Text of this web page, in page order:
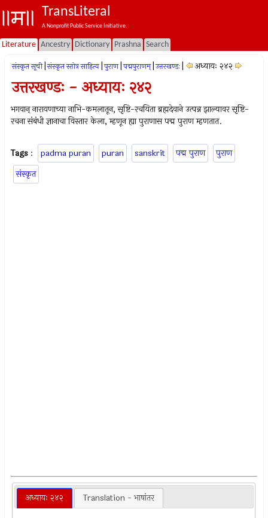
TransLiteral
A Nonprofit Public Service Initiative.
Literature Ancestry Dictionary Prashna Search
संस्कृत सूची संस्कृत स्तोत्र साहित्य पुराण पद्मपुराणम् उत्तरखण्डः अध्यायः २४२
उत्तरखण्डः - अध्यायः २४२
भगवान् नारायणाच्या नाभि-कमलातून, सृष्टि-रचयिता ब्रह्मदेवाने उत्पन्न झाल्यावर सृष्टि-
रचना संबंधी ज्ञानाचा विस्तार केला, म्हणून ह्या पुराणास पद्म पुराण म्हणतात.
Tags : padma puran puran sanskrit पद्म पुराण
पुराण
संस्कृत
अध्यायः २४२ Translation - भाषांतर